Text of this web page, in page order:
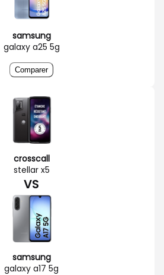
samsung
galaxy a25 5g
Comparer
crosscall
stellar x5
VS
samsung
galaxy a17 5g